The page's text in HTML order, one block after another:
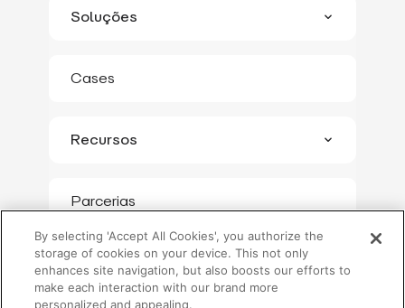
Atrair Clientes
Converter Mais
Soluções
Blip Cred
Demonstrações
Cases
Recursos
Reports
Ferramentas
Parcerias
Institucional
By selecting 'Accept All Cookies', you authorize the
storage of cookies on your device. This not only
enhances site navigation, but also boosts our efforts to
make each interaction with our brand more
personalized and appealing.